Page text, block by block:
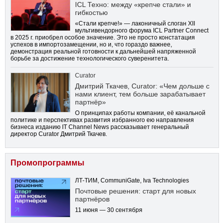
ICL Техно: между «крепче стали» и
гибкостью
«Стали крепче!» — лаконичный слоган XII
мультивендорного форума ICL Partner Connect
в 2025 г. приобрел особое значение. Это не просто констатация
успехов в импортозамещении, но и, что гораздо важнее,
демонстрация реальной готовности к дальнейшей напряженной
борьбе за достижение технологического суверенитета.
Curator
Дмитрий Ткачев, Curator: «Чем дольше с
нами клиент, тем больше зарабатывает
партнёр»
О принципах работы компании, её канальной
политике и перспективах развития избранного ею направления
бизнеса изданию IT Channel News рассказывает генеральный
директор Curator Дмитрий Ткачев.
Промопрограммы
ЛТ-ТИМ, CommuniGate, Iva Technologies
Почтовые решения: старт для новых
партнёров
11 июня — 30 сентября